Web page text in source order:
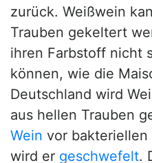
zurück. Weißwein
Trauben gekeltert
ihren Farbstoff nicht
können, wie die
Deutschland wird
aus hellen Trauben
Wein vor
wird er geschwefelt.